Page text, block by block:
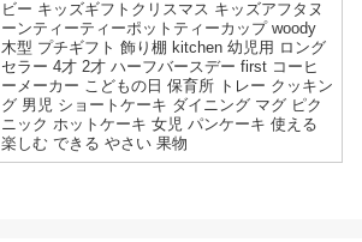
ビー キッズギフトクリスマス キッズアフタヌ
ーンティーティーポットティーカップ woody
木型 プチギフト 飾り棚 kitchen 幼児用 ロング
セラー 4才 2才 ハーフバースデー first コーヒ
ーメーカー こどもの日 保育所 トレー クッキン
グ 男児 ショートケーキ ダイニング マグ ピク
ニック ホットケーキ 女児 パンケーキ 使える
楽しむ できる やさい 果物